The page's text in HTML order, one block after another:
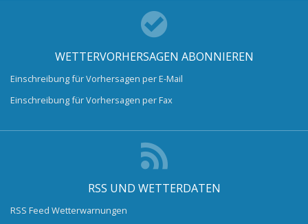
WETTERVORHERSAGEN ABONNIEREN
Einschreibung für Vorhersagen per E-Mail
Einschreibung für Vorhersagen per Fax
RSS UND WETTERDATEN
RSS Feed Wetterwarnungen